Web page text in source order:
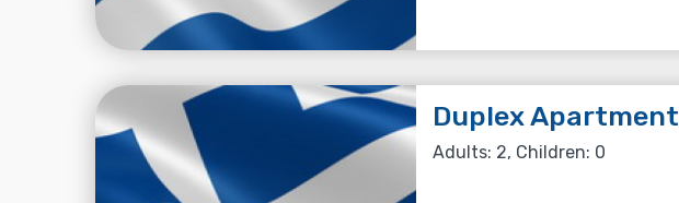
Duplex Apartment
Adults: 2, Children: 0